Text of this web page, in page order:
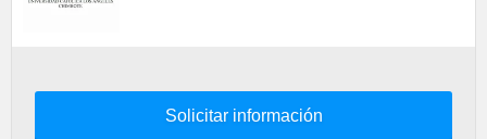
Solicitar información